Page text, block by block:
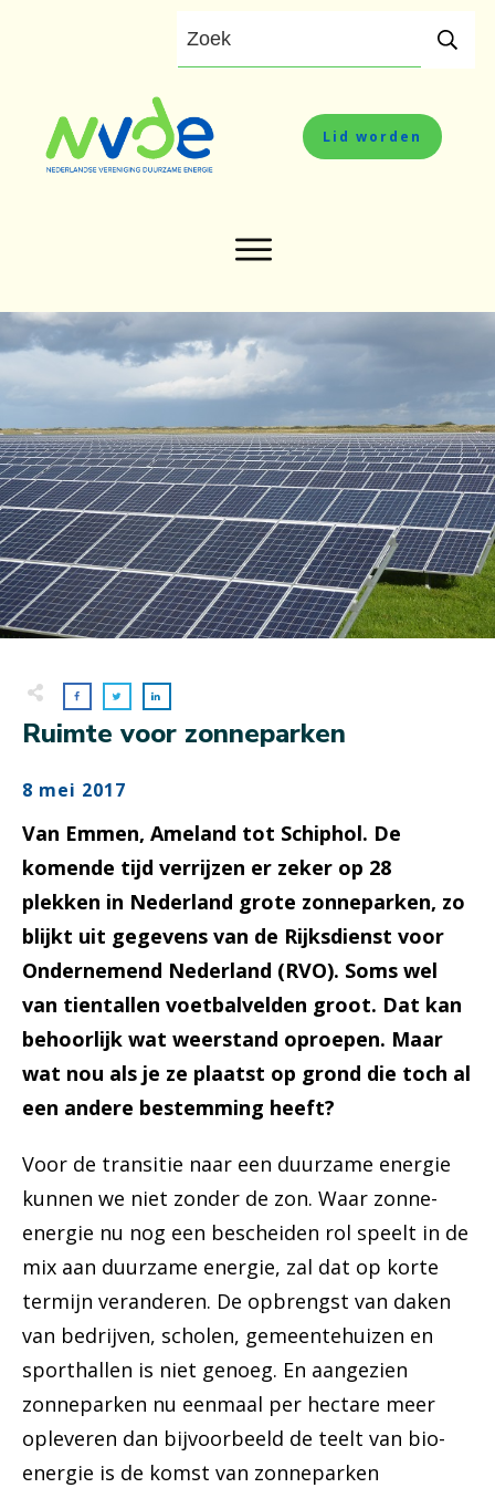
Lid worden
Ruimte voor zonneparken
8 mei 2017
Van Emmen, Ameland tot Schiphol. De
komende tijd verrijzen er zeker op 28
plekken in Nederland grote zonneparken, zo
blijkt uit gegevens van de Rijksdienst voor
Ondernemend Nederland (RVO). Soms wel
van tientallen voetbalvelden groot. Dat kan
behoorlijk wat weerstand oproepen. Maar
wat nou als je ze plaatst op grond die toch al
een andere bestemming heeft?
Voor de transitie naar een duurzame energie
kunnen we niet zonder de zon. Waar zonne-
energie nu nog een bescheiden rol speelt in de
mix aan duurzame energie, zal dat op korte
termijn veranderen. De opbrengst van daken
van bedrijven, scholen, gemeentehuizen en
sporthallen is niet genoeg. En aangezien
zonneparken nu eenmaal per hectare meer
opleveren dan bijvoorbeeld de teelt van bio-
energie is de komst van zonneparken